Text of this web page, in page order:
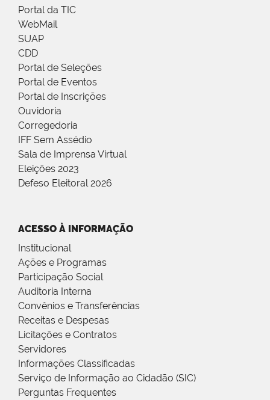
Portal da TIC
WebMail
SUAP
CDD
Portal de Seleções
Portal de Eventos
Portal de Inscrições
Ouvidoria
Corregedoria
IFF Sem Assédio
Sala de Imprensa Virtual
Eleições 2023
Defeso Eleitoral 2026
ACESSO À INFORMAÇÃO
Institucional
Ações e Programas
Participação Social
Auditoria Interna
Convênios e Transferências
Receitas e Despesas
Licitações e Contratos
Servidores
Informações Classificadas
Serviço de Informação ao Cidadão (SIC)
Perguntas Frequentes